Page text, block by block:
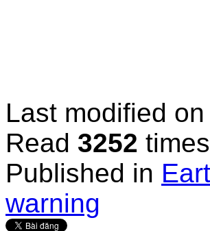
Last modified on
Read 3252 times
Published in
warning